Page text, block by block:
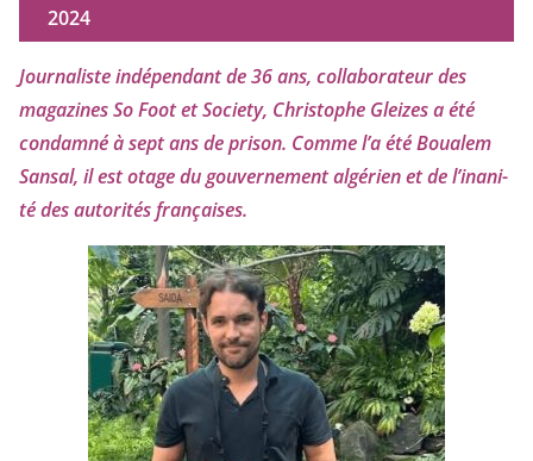
2024
Journaliste indé­pen­dant de36ans, col­la­bo­ra­teur des
maga­zines So Foot et Society, Christophe Gleizesa été
condam­né à sept ans de pri­son. Comme l’a été Boualem
Sansal, il est otage du gou­ver­ne­ment algé­rien et de l’i­na­ni­
té des auto­ri­tés françaises.